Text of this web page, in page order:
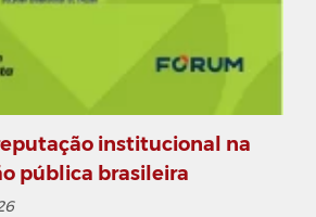
institucional na
pública brasileira